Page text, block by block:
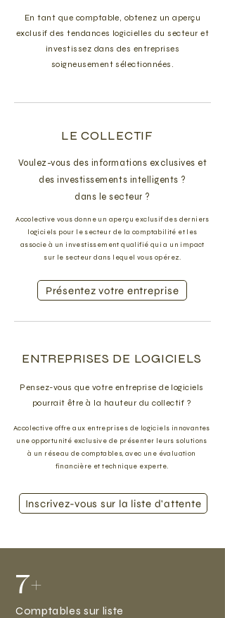
En tant que comptable, obtenez un aperçu
exclusif des tendances logicielles du secteur et
investissez dans des entreprises
soigneusement sélectionnées.
LE COLLECTIF
Voulez-vous des informations exclusives et
des investissements intelligents ?
dans le secteur ?
Accolective vous donne un aperçu exclusif des derniers
logiciels pour le secteur de la comptabilité et les
associe à un investissement qualifié qui a un impact
sur le secteur dans lequel vous opérez.
Présentez votre entreprise
ENTREPRISES DE LOGICIELS
Pensez-vous que votre entreprise de logiciels
pourrait être à la hauteur du collectif ?
Accolective offre aux entreprises de logiciels innovantes
une opportunité exclusive de présenter leurs solutions
à un réseau de comptables, avec une évaluation
financière et technique experte.
Inscrivez-vous sur la liste d'attente
Comptables sur liste
7+